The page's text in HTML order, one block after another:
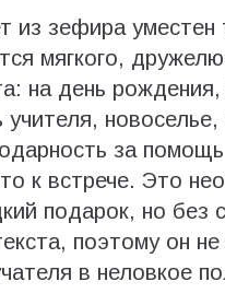
из зефира уместен
мягкого,
на день
учителя, новоселье,
за
к встрече. Это
подарок, но без
поэтому он не
в неловкое